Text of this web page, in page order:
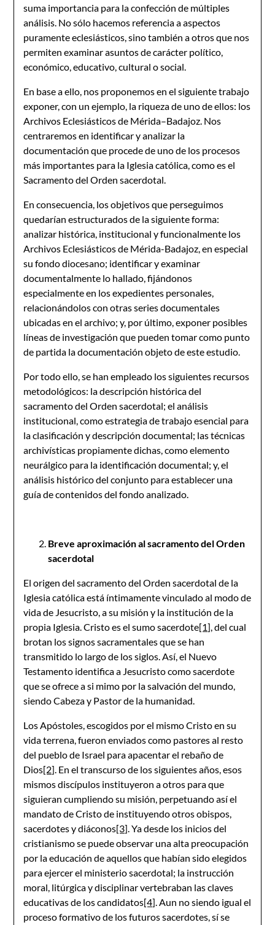
suma importancia para la confección de múltiples
análisis. No sólo hacemos referencia a aspectos
puramente eclesiásticos, sino también a otros que nos
permiten examinar asuntos de carácter político,
económico, educativo, cultural o social.
En base a ello, nos proponemos en el siguiente trabajo
exponer, con un ejemplo, la riqueza de uno de ellos: los
Archivos Eclesiásticos de Mérida–Badajoz. Nos
centraremos en identificar y analizar la
documentación que procede de uno de los procesos
más importantes para la Iglesia católica, como es el
Sacramento del Orden sacerdotal.
En consecuencia, los objetivos que perseguimos
quedarían estructurados de la siguiente forma:
analizar histórica, institucional y funcionalmente los
Archivos Eclesiásticos de Mérida-Badajoz, en especial
su fondo diocesano; identificar y examinar
documentalmente lo hallado, fijándonos
especialmente en los expedientes personales,
relacionándolos con otras series documentales
ubicadas en el archivo; y, por último, exponer posibles
líneas de investigación que pueden tomar como punto
de partida la documentación objeto de este estudio.
Por todo ello, se han empleado los siguientes recursos
metodológicos: la descripción histórica del
sacramento del Orden sacerdotal; el análisis
institucional, como estrategia de trabajo esencial para
la clasificación y descripción documental; las técnicas
archivísticas propiamente dichas, como elemento
neurálgico para la identificación documental; y, el
análisis histórico del conjunto para establecer una
guía de contenidos del fondo analizado.
Breve aproximación al sacramento del Orden
sacerdotal
El origen del sacramento del Orden sacerdotal de la
Iglesia católica está íntimamente vinculado al modo de
vida de Jesucristo, a su misión y la institución de la
propia Iglesia. Cristo es el sumo sacerdote[1], del cual
brotan los signos sacramentales que se han
transmitido lo largo de los siglos. Así, el Nuevo
Testamento identifica a Jesucristo como sacerdote
que se ofrece a si mimo por la salvación del mundo,
siendo Cabeza y Pastor de la humanidad.
Los Apóstoles, escogidos por el mismo Cristo en su
vida terrena, fueron enviados como pastores al resto
del pueblo de Israel para apacentar el rebaño de
Dios[2]. En el transcurso de los siguientes años, esos
mismos discípulos instituyeron a otros para que
siguieran cumpliendo su misión, perpetuando así el
mandato de Cristo de instituyendo otros obispos,
sacerdotes y diáconos[3]. Ya desde los inicios del
cristianismo se puede observar una alta preocupación
por la educación de aquellos que habían sido elegidos
para ejercer el ministerio sacerdotal; la instrucción
moral, litúrgica y disciplinar vertebraban las claves
educativas de los candidatos[4]. Aun no siendo igual el
proceso formativo de los futuros sacerdotes, sí se